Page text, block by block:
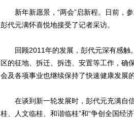
新年新愿景，“两会”启新程。日前，参
彭代元满怀喜悦地接受了记者采访。
回顾2011年的发展，彭代元深有感触
区的征地、拆迁、拆违、安置等工作，确
会及各项事业也继续保持了快速健康发展
在谈到新一轮发展时，彭代元充满自信
桂、人文临桂、和谐临桂”和“争创全国经